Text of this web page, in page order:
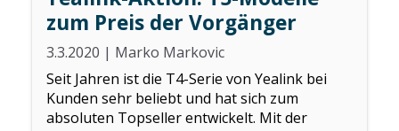
zum Preis der Vorgänger
3.3.2020 | Marko Markovic
Seit Jahren ist die T4-Serie von Yealink bei
Kunden sehr beliebt und hat sich zum
absoluten Topseller entwickelt. Mit der